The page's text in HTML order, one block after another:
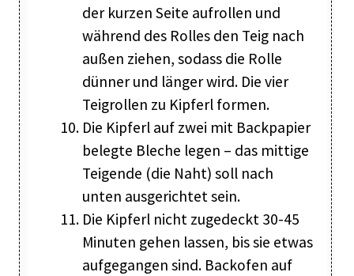
der kurzen Seite aufrollen und
während des Rolles den Teig nach
außen ziehen, sodass die Rolle
dünner und länger wird. Die vier
Teigrollen zu Kipferl formen.
Die Kipferl auf zwei mit Backpapier
belegte Bleche legen – das mittige
Teigende (die Naht) soll nach
unten ausgerichtet sein.
Die Kipferl nicht zugedeckt 30-45
Minuten gehen lassen, bis sie etwas
aufgegangen sind. Backofen auf